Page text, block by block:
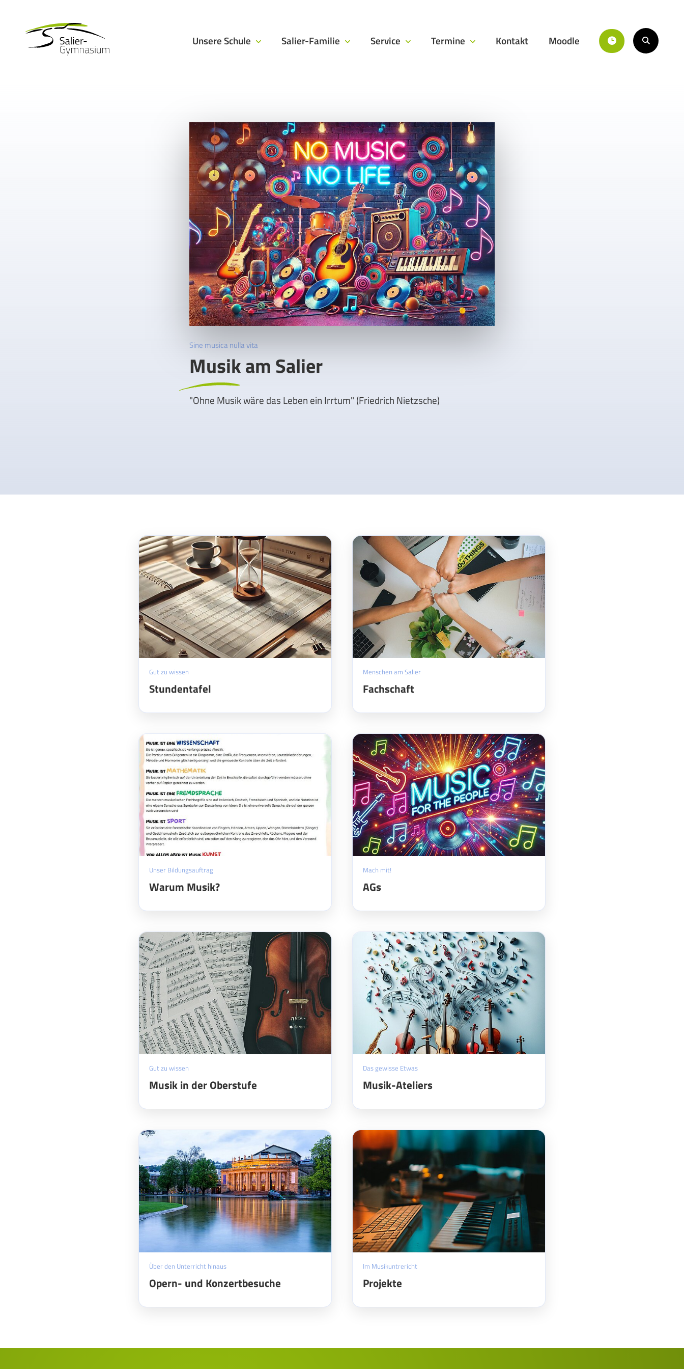
Unsere Schule Salier-Familie Service Termine Kontakt Moodle
Sine musica nulla vita
Musik am Salier
"Ohne Musik wäre das Leben ein Irrtum" (Friedrich Nietzsche)
Gut zu wissen
Stundentafel
Menschen am Salier
Fachschaft
Unser Bildungsauftrag
Warum Musik?
Mach mit!
AGs
Gut zu wissen
Musik in der Oberstufe
Das gewisse Etwas
Musik-Ateliers
Über den Unterricht hinaus
Opern- und Konzertbesuche
Im Musikuntrericht
Projekte